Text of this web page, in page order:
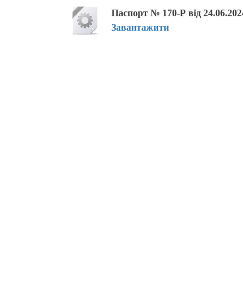
Паспорт № 170-Р від
Завантажити